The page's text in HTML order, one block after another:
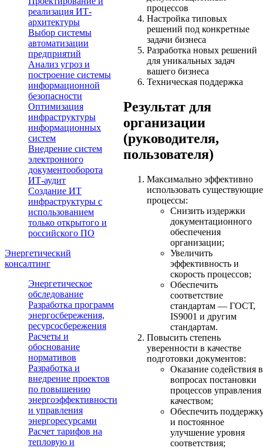
реализация ИТ-
архитектуры
Выбор системы
автоматизации
предприятий
Анализ угроз и
построение системы
информационной
безопасности
Оптимизация
инфраструктуры
информационных
систем
Внедрение систем
электронного
документооборота
ИТ-аудит
Создание ИТ
инфраструктуры с
использованием
только открытого и
российского ПО
Энергетический
консалтинг
Энергетическое
обследование
Разработка программ
энергосбережения,
ресурсосбережения
Расчеты и
обоснование
нормативов
Разработка и
внедрение проектов
по повышению
энергоэффективности
и управления
энергоресурсами
Расчет тарифов на
тепловую и
процессов
Настройка типовых
решений под конкретные
задачи бизнеса
Разработка новых решений
для уникальных задач
вашего бизнеса
Техническая поддержка
Результат для
организации
(руководителя,
пользователя)
Максимально эффективно
использовать существующие
процессы:
Снизить издержки
документационного
обеспечения
организации;
Увеличить
эффективность и
скорость процессов;
Обеспечить
соответствие
стандартам — ГОСТ,
IS9001 и другим
стандартам.
Повысить степень
уверенности в качестве
подготовки документов:
Оказание содействия в
вопросах постановки
процессов управления
качеством;
Обеспечить
и постоянное
улучшение уровня
соответствия;